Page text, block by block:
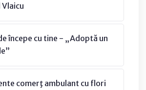
Vlaicu
începe cu tine - „Adoptă un
comerţ ambulant cu flori